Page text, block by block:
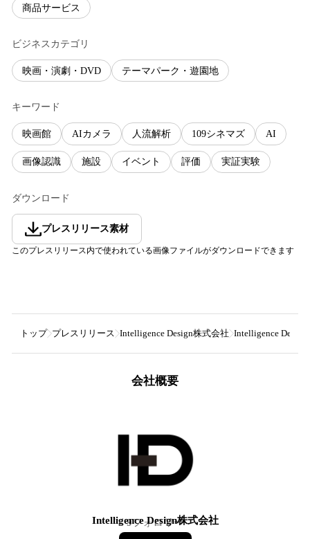
商品サービス
ビジネスカテゴリ
映画・演劇・DVD テーマパーク・遊園地
キーワード
映画館 AIカメラ 人流解析 109シネマズ AI
画像認識 施設 イベント 評価 実証実験
ダウンロード
プレスリリース素材
このプレスリリース内で使われている画像ファイルがダウンロードできます
トップ プレスリリース Intelligence Design株式会社 Intelligence
会社概要
Intelligence Design株式会社
9フォロワー